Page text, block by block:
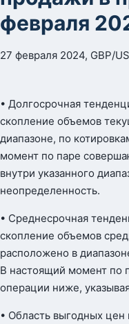
февраля
27 февраля 2024, GBP/
• Долгосрочная
скопление объемов
диапазоне, по
момент по паре
внутри указанного
неопределенность.
• Среднесрочная
скопление объемов
расположено в
В настоящий момент по
операции ниже,
• Область выгодных